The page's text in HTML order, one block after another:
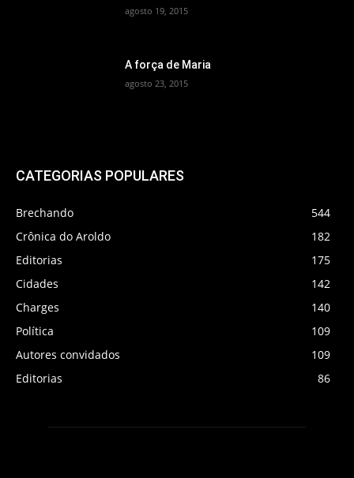
agosto 19, 2015
A força de Maria
agosto 23, 2015
CATEGORIAS POPULARES
Brechando
544
Crônica do Aroldo
182
Editorias
175
Cidades
142
Charges
140
Política
109
Autores convidados
109
Editorias
86